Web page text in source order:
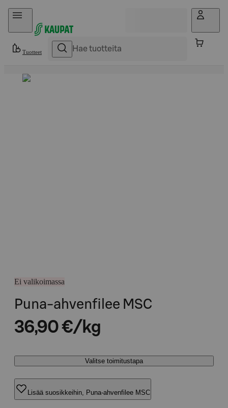
Hyppää sisältöön
Tuotteet
Ei valikoimassa
Puna-ahvenfilee MSC
36,90 €/kg
Valitse toimitustapa
Lisää suosikkeihin, Puna-ahvenfilee MSC